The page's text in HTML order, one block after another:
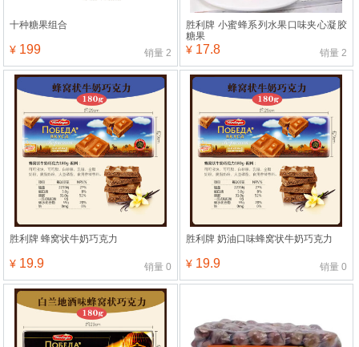
十种糖果组合
¥ 199 销量 2
胜利牌 小蜜蜂系列水果口味夹心凝胶
糖果
¥17.8 销量 2
胜利牌 蜂窝状牛奶巧克力
¥ 19.9 销量 0
胜利牌 奶油口味蜂窝状牛奶巧克力
¥19.9 销量 0